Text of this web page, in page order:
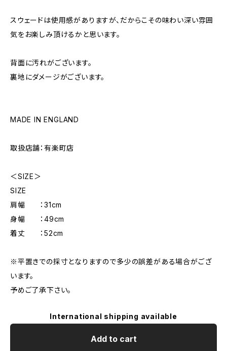
スウェードは使用感がありますが、だからこその味わい深い雰囲
気をお楽しみ頂けるかと思います。
背面に汚れがございます。
裏地にダメージがございます。
MADE IN ENGLAND
取扱店舗：有楽町店
＜SIZE＞
SIZE
肩幅 ：31cm
身幅 ：49cm
着丈 ：52cm
※平置きでの採寸となりますので多少の誤差がある場合がござ
います。
予めご了承下さい。
International shipping available
Add to cart